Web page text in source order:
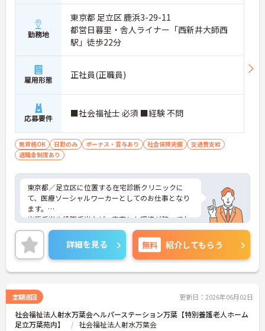
勤務地
東京都 足立区 鹿浜3-29-11
都営日暮里・舎人ライナー「西新井大師西
駅」徒歩22分
雇用形態 正社員(正職員)
応募要件 ■社会福祉士 必須 ■経験 不問
無資格OK 日勤のみ ボーナス・賞与あり 社会保険完備
交通費支給
退職金制度あり
東京都／足立区に位置する在宅診断クリニックに
て、医療ソーシャルワーカーとしてのお仕事となり
ます。
出張手当や役職手当など、充実した環境が整ってお
り、頑張った分しっかり評価されます！健康診断や
ワクチン接種など福利厚生も充実しているので、安
心してお仕事できます！
ご興味ある方は面接ポイントをお伝えしますので、
お気軽にお問い合わせください♪
詳細を見る 無料 紹介してもらう
定期巡回 更新日：2026年06月02日
社会福祉法人射水万葉会ヘルパーステーション万葉【特別養護老人ホーム
足立万葉苑内】
社会福祉法人射水万葉会